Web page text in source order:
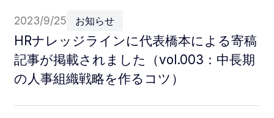
2023/9/25 お知らせ
HRナレッジラインに代表橋本による寄稿
記事が掲載されました（vol.003：中長期
の人事組織戦略を作るコツ）